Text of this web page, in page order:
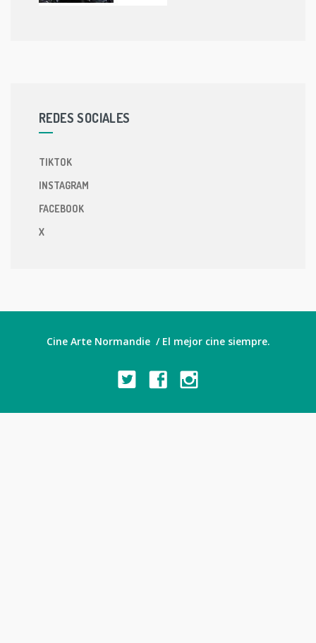
REDES SOCIALES
TIKTOK
INSTAGRAM
FACEBOOK
X
Cine Arte Normandie / El mejor cine siempre.